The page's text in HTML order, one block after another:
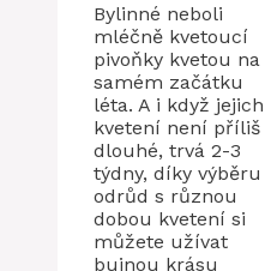
Bylinné neboli
mléčně kvetoucí
pivoňky kvetou na
samém začátku
léta. A i když jejich
kvetení není příliš
dlouhé, trvá 2-3
týdny, díky výběru
odrůd s různou
dobou kvetení si
můžete užívat
bujnou krásu